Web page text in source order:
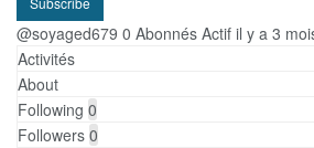
@soyaged679 0 Abonnés Actif il y a 3
Activités
About
Following 0
Followers 0